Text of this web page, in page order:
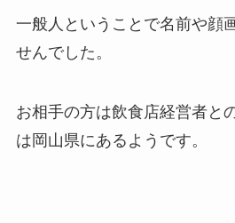
一般人ということで名前や顔
せんでした。
お相手の方は飲食店経営者と
は岡山県にあるようです。